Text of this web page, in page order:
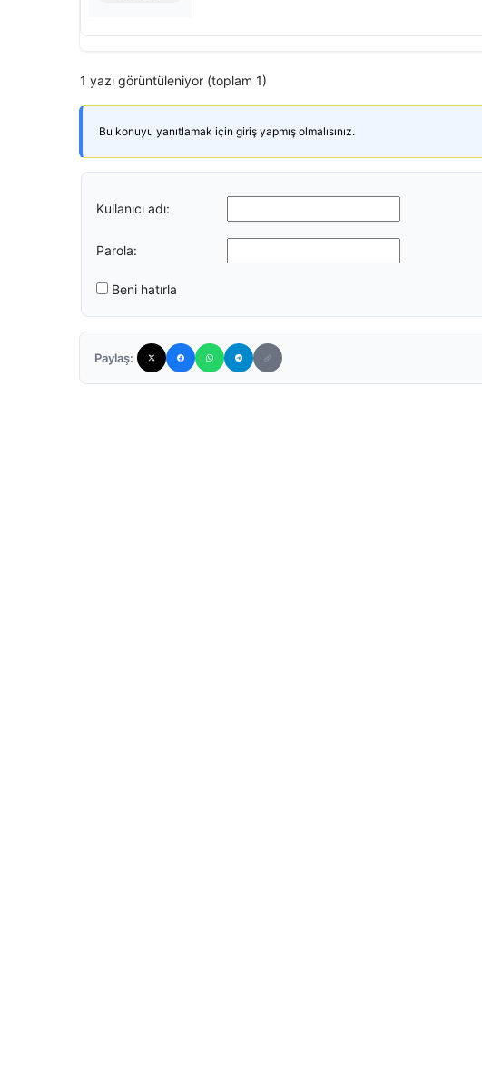
1 yazı görüntüleniyor (toplam 1)
Bu konuyu yanıtlamak için giriş yapmış olmalısınız.
Kullanıcı adı:
Parola:
Beni hatırla
Paylaş: